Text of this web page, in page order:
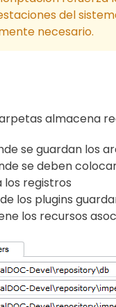
del
necesario.
almacena
se guardan los
se deben
los registros
los plugins
los recursos